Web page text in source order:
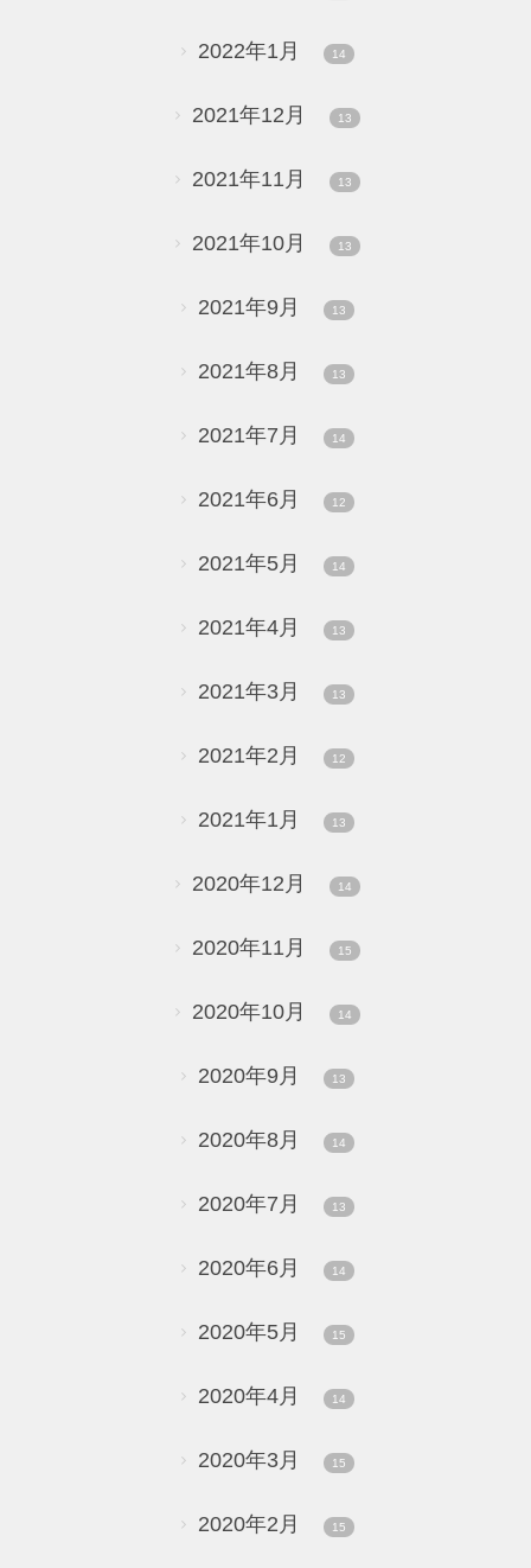
2022年1月 14
2021年12月 13
2021年11月 13
2021年10月 13
2021年9月 13
2021年8月 13
2021年7月 14
2021年6月 12
2021年5月 14
2021年4月 13
2021年3月 13
2021年2月 12
2021年1月 13
2020年12月 14
2020年11月 15
2020年10月 14
2020年9月 13
2020年8月 14
2020年7月 13
2020年6月 14
2020年5月 15
2020年4月 14
2020年3月 15
2020年2月 15